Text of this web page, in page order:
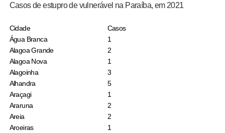
Casos de estupro de vulnerável na Paraíba, em 2021
Cidade
Casos
Água Branca
1
Alagoa Grande
2
Alagoa Nova
1
Alagoinha
3
Alhandra
5
Araçagi
1
Araruna
2
Areia
2
Aroeiras
1